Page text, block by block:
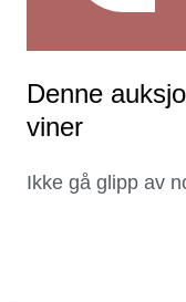
Denne
viner
Ikke gå glipp av